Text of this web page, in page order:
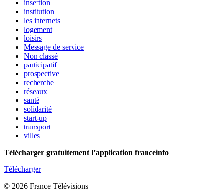
insertion
institution
les internets
logement
loisirs
Message de service
Non classé
participatif
prospective
recherche
réseaux
santé
solidarité
start-up
transport
villes
Télécharger gratuitement l’application franceinfo
Télécharger
© 2026 France Télévisions